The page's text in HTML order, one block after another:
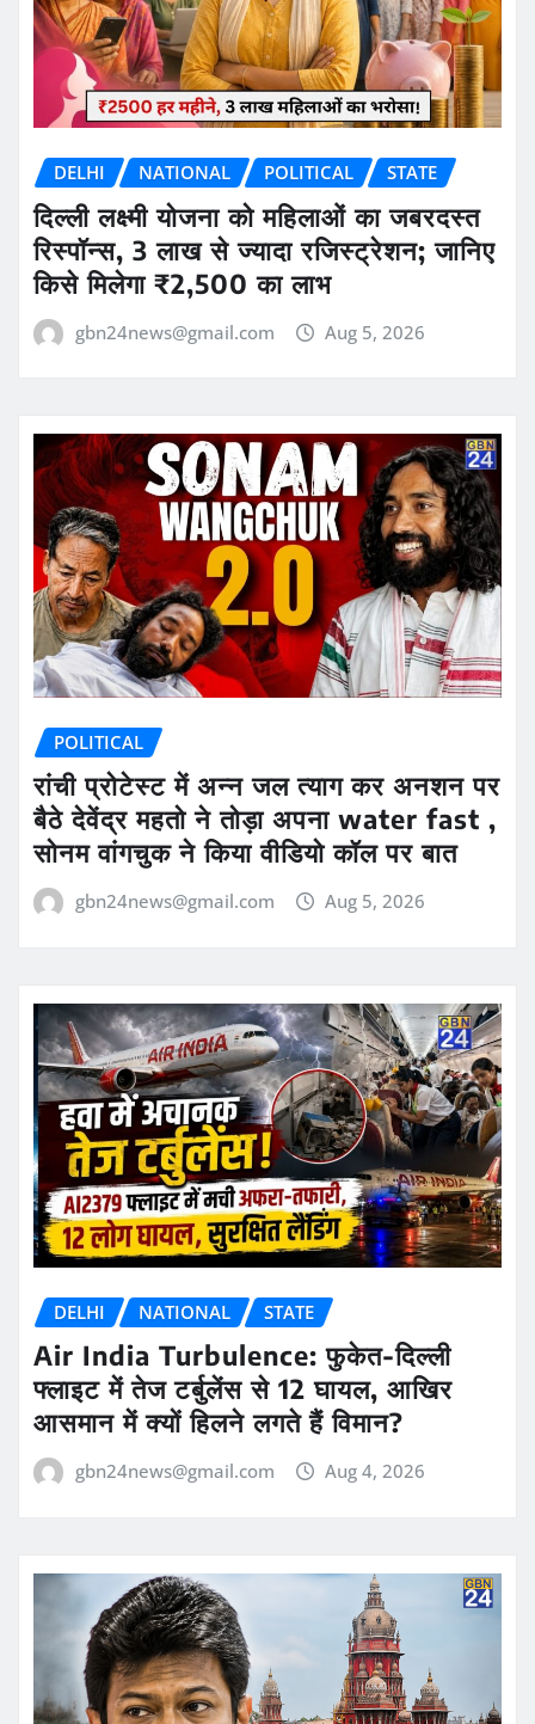
DELHI NATIONAL POLITICAL STATE
दिल्ली लक्ष्मी योजना को महिलाओं का जबरदस्त
रिस्पॉन्स, 3 लाख से ज्यादा रजिस्ट्रेशन; जानिए
किसे मिलेगा ₹2,500 का लाभ
gbn24news@gmail.com Aug 5, 2026
POLITICAL
रांची प्रोटेस्ट में अन्न जल त्याग कर अनशन पर
बैठे देवेंद्र महतो ने तोड़ा अपना water fast ,
सोनम वांगचुक ने किया वीडियो कॉल पर बात
gbn24news@gmail.com Aug 5, 2026
DELHI NATIONAL STATE
Air India Turbulence: फुकेत-दिल्ली
फ्लाइट में तेज टर्बुलेंस से 12 घायल, आखिर
आसमान में क्यों हिलने लगते हैं विमान?
gbn24news@gmail.com Aug 4, 2026